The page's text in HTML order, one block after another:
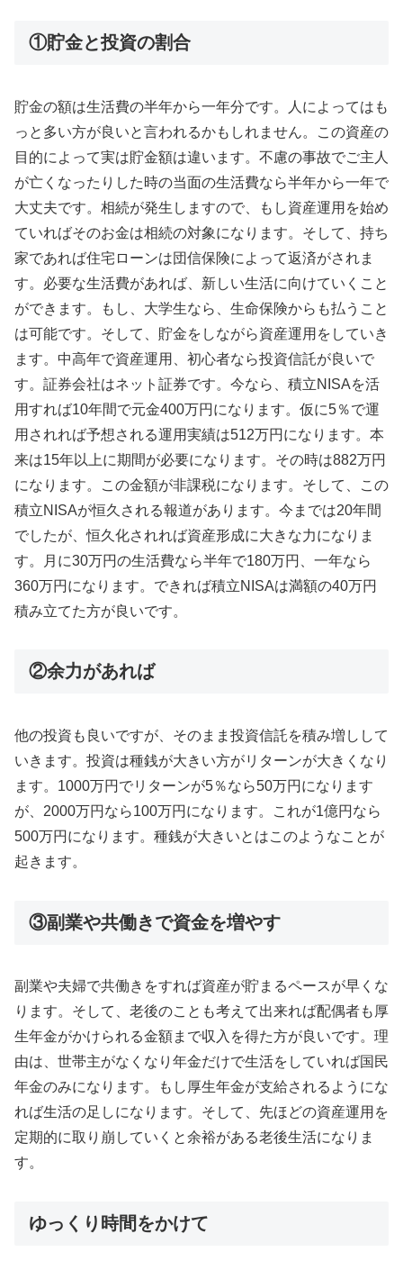
①貯金と投資の割合
貯金の額は生活費の半年から一年分です。人によってはも
っと多い方が良いと言われるかもしれません。この資産の
目的によって実は貯金額は違います。不慮の事故でご主人
が亡くなったりした時の当面の生活費なら半年から一年で
大丈夫です。相続が発生しますので、もし資産運用を始め
ていればそのお金は相続の対象になります。そして、持ち
家であれば住宅ローンは団信保険によって返済がされま
す。必要な生活費があれば、新しい生活に向けていくこと
ができます。もし、大学生なら、生命保険からも払うこと
は可能です。そして、貯金をしながら資産運用をしていき
ます。中高年で資産運用、初心者なら投資信託が良いで
す。証券会社はネット証券です。今なら、積立NISAを活
用すれば10年間で元金400万円になります。仮に5％で運
用されれば予想される運用実績は512万円になります。本
来は15年以上に期間が必要になります。その時は882万円
になります。この金額が非課税になります。そして、この
積立NISAが恒久される報道があります。今までは20年間
でしたが、恒久化されれば資産形成に大きな力になりま
す。月に30万円の生活費なら半年で180万円、一年なら
360万円になります。できれば積立NISAは満額の40万円
積み立てた方が良いです。
②余力があれば
他の投資も良いですが、そのまま投資信託を積み増しして
いきます。投資は種銭が大きい方がリターンが大きくなり
ます。1000万円でリターンが5％なら50万円になります
が、2000万円なら100万円になります。これが1億円なら
500万円になります。種銭が大きいとはこのようなことが
起きます。
③副業や共働きで資金を増やす
副業や夫婦で共働きをすれば資産が貯まるペースが早くな
ります。そして、老後のことも考えて出来れば配偶者も厚
生年金がかけられる金額まで収入を得た方が良いです。理
由は、世帯主がなくなり年金だけで生活をしていれば国民
年金のみになります。もし厚生年金が支給されるようにな
れば生活の足しになります。そして、先ほどの資産運用を
定期的に取り崩していくと余裕がある老後生活になりま
す。
ゆっくり時間をかけて